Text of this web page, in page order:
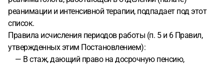
реанимации и интенсивной терапии, подпадает под этот
список.
Правила исчисления периодов работы (п. 5 и 6 Правил,
утвержденных этим Постановлением):
— В стаж, дающий право на досрочную пенсию,